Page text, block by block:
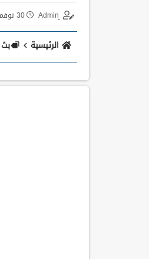
30 نوفمبر 2025
الرئيسية